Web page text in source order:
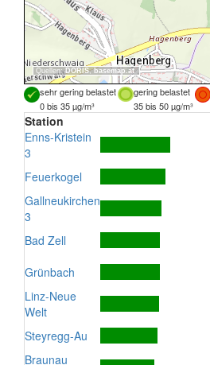
Quellen: DORIS,basemap.at
sehr gering belastet gering belastet
0 bis 35 µg/m³
35 bis 50 µg/m³
Station
Enns-Kristein
3
Feuerkogel
Gallneukirchen
3
Bad Zell
Grünbach
Linz-Neue
Welt
Steyregg-Au
Braunau